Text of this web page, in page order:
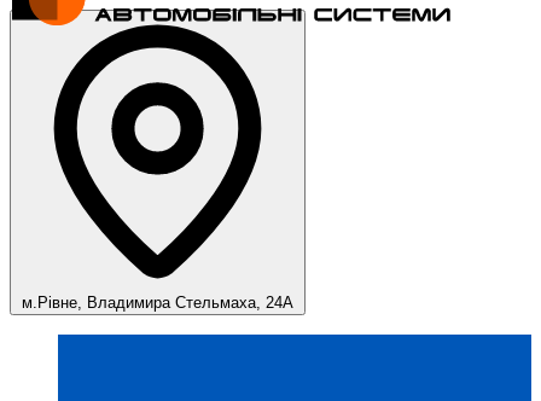
м.Рівне, Владимира Стельмаха, 24А